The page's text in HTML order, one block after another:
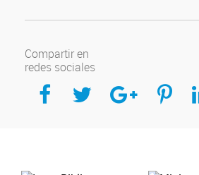
Compartir en
redes sociales
Compartir en Facebook Compartir en Twitter Compartir en Google Plus Compartir en Pinterest Compartir en Linkedin